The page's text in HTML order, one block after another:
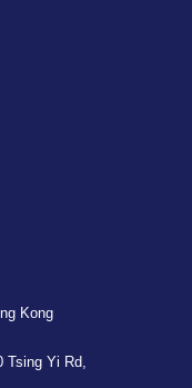
Kong
Tsing Yi Rd,